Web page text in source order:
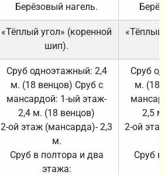
Берёзовый нагель.
«Тёплый угол» (коренной
шип).
«Тёплый
Сруб одноэтажный: 2,4
м. (18 венцов) Сруб с
мансардой: 1-ый этаж-
2,4 м. (18 венцов)
2-ой этаж (мансарда)- 2,3
м.
Сруб в полтора и два
этажа:
Сруб
м. (18
2,5
2-ой
Сруб